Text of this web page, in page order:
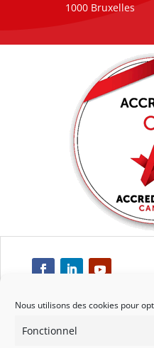
Nous utilisons des cookies pour
Fonctionnel
1000 Bruxelles
Respect